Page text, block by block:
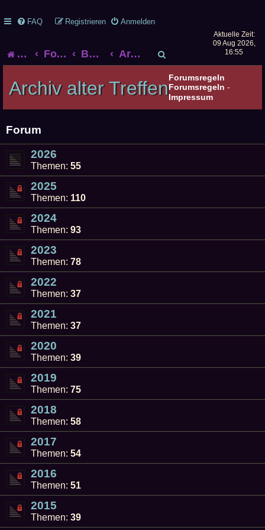
FAQ Anmelden
Registrieren
Startseite
Foren-Übersicht Bonner Rollenspieltreff Archiv alter Treffen
u
c
e
Aktuelle Zeit:
09 Aug 2026,
16:55
Archiv alter Treffen
Forumsregeln
Forumsregeln -
Impressum
Forum
2026
Themen: 55
2025
Themen: 110
2024
Themen: 93
2023
Themen: 78
2022
Themen: 37
2021
Themen: 37
2020
Themen: 39
2019
Themen: 75
2018
Themen: 58
2017
Themen: 54
2016
Themen: 51
2015
Themen: 39